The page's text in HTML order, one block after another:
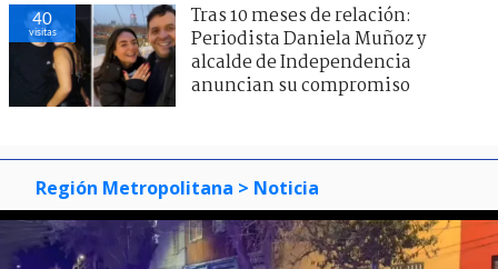
39
visitas
Tras 10 meses de relación:
Periodista Daniela Muñoz y
alcalde de Independencia
anuncian su compromiso
Región Metropolitana > Noticia